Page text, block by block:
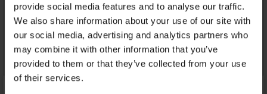
provide social media features and to analyse our traffic.
We also share information about your use of our site with
our social media, advertising and analytics partners who
may combine it with other information that you’ve
provided to them or that they’ve collected from your use
of their services.